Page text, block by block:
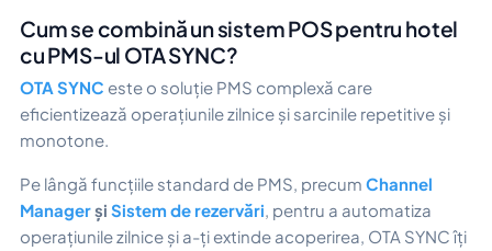
Cum se combină un sistem POS pentru hotel
cu PMS-ul OTA SYNC?
OTA SYNC este o soluție PMS complexă care
eficientizează operațiunile zilnice și sarcinile repetitive și
monotone.
Pe lângă funcțiile standard de PMS, precum Channel
Managerși Sistem de rezervări, pentru a automatiza
operațiunile zilnice și a-ți extinde acoperirea, OTA SYNC îți